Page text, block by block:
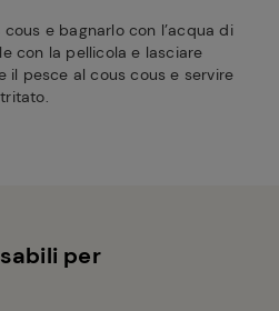
e bagnarlo con l’acqua di
con la pellicola e lasciare
il pesce al cous cous e servire
per